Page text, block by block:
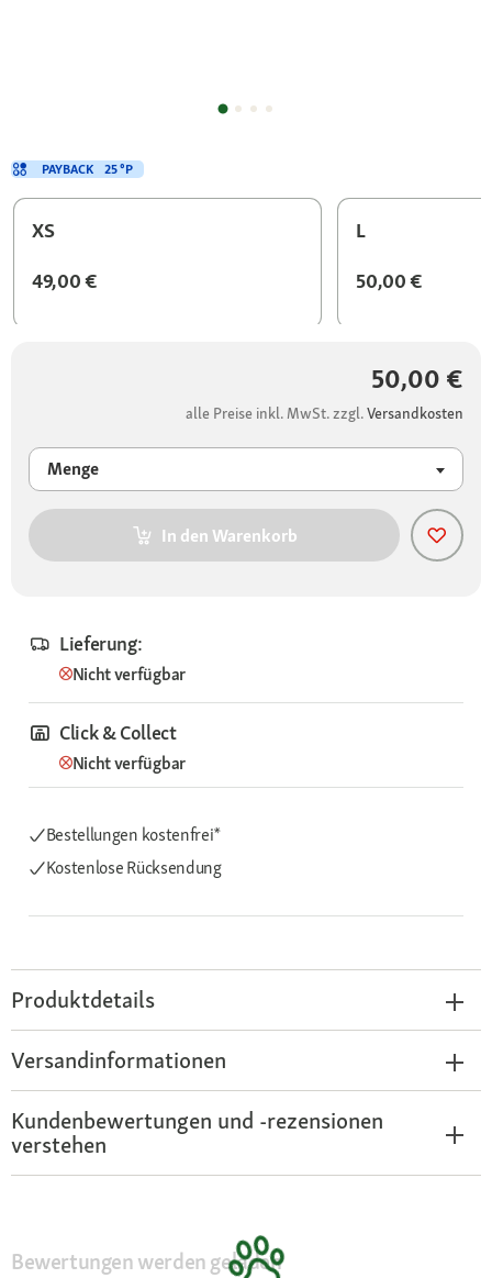
XS
49,00 €
L
50,00 €
50,00 €
alle Preise inkl. MwSt. zzgl.Versandkosten
Menge
In den Warenkorb
Lieferung:
Nicht verfügbar
Click & Collect
Nicht verfügbar
Bestellungen kostenfrei*
Kostenlose Rücksendung
PAYBACK 25 °P
Produktdetails
Versandinformationen
Kundenbewertungen und -rezensionen
verstehen
Bewertungen werden geladen